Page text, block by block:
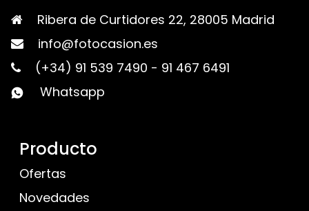
Ribera de Curtidores 22, 28005 Madrid
info@fotocasion.es
(+34) 91 539 7490 - 91 467 6491
Whatsapp
Producto
Ofertas
Novedades